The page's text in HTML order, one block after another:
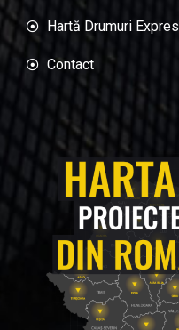
Hartă Drumuri Expres
Contact